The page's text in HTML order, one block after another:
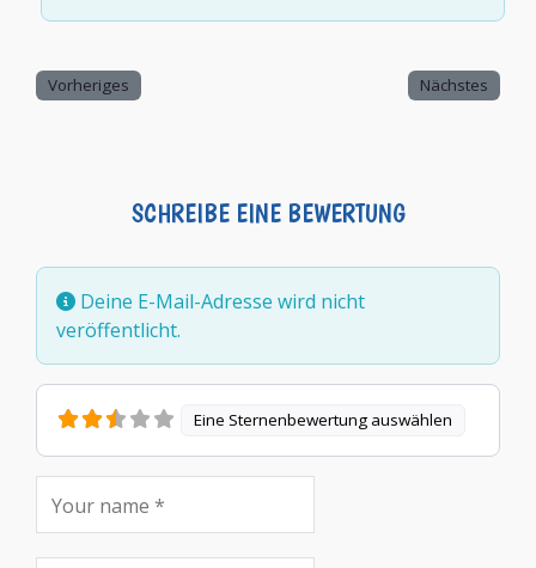
Vorheriges Nächstes
SCHREIBE EINE BEWERTUNG
Deine E-Mail-Adresse wird nicht
veröffentlicht.
Eine Sternenbewertung auswählen